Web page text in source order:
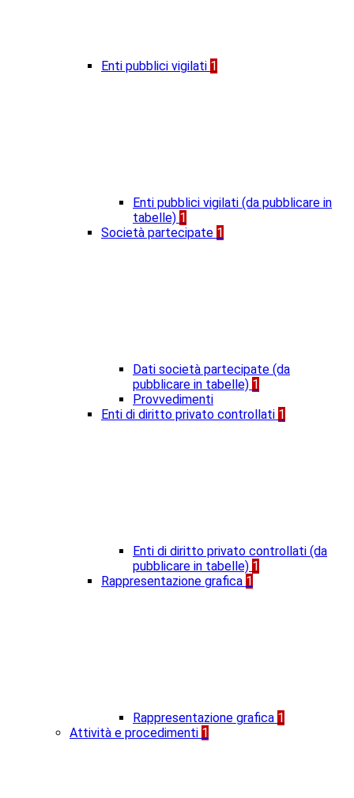
Enti pubblici vigilati 1
Enti pubblici vigilati (da pubblicare in
tabelle) 1
Società partecipate 1
Dati società partecipate (da
pubblicare in tabelle) 1
Provvedimenti
Enti di diritto privato controllati 1
Enti di diritto privato controllati (da
pubblicare in tabelle) 1
Rappresentazione grafica 1
Rappresentazione grafica 1
Attività e procedimenti 1